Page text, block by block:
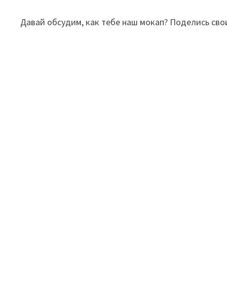
Давай обсудим, как тебе наш мокап? Поделись